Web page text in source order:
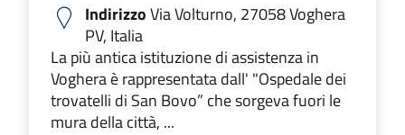
IndirizzoVia Volturno, 27058 Voghera
PV, Italia
La più antica istituzione di assistenza in
Voghera è rappresentata dall' "Ospedale dei
trovatelli di San Bovo” che sorgeva fuori le
mura della città, ...